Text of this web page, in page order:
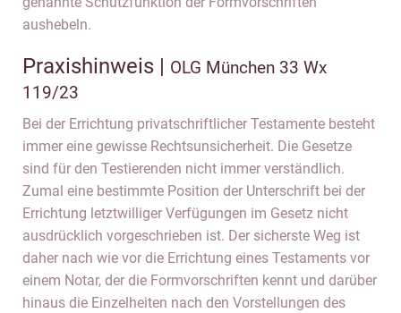
aushebeln.
Praxishinweis | OLG München 33 Wx
119/23
Bei der Errichtung privatschriftlicher Testamente besteht
immer eine gewisse Rechtsunsicherheit. Die Gesetze
sind für den Testierenden nicht immer verständlich.
Zumal eine bestimmte Position der Unterschrift bei der
Errichtung letztwilliger Verfügungen im Gesetz nicht
ausdrücklich vorgeschrieben ist. Der sicherste Weg ist
daher nach wie vor die Errichtung eines Testaments vor
einem Notar, der die Formvorschriften kennt und darüber
hinaus die Einzelheiten nach den Vorstellungen des